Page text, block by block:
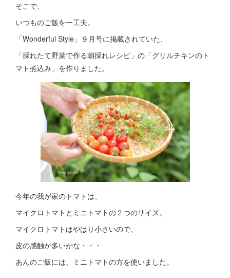
そこで、
いつものご飯を一工夫。
「Wonderful Style」９月号に掲載されていた、
「採れたて野菜で作る朝採れレシピ」の「グリルチキンのト
マト煮込み」を作りました。
今年の我が家のトマトは、
マイクロトマトとミニトマトの２つのサイズ。
マイクロトマトはやはり小さいので、
皮の感触が多いかな・・・
あんのご飯には、ミニトマトの方を使いました。